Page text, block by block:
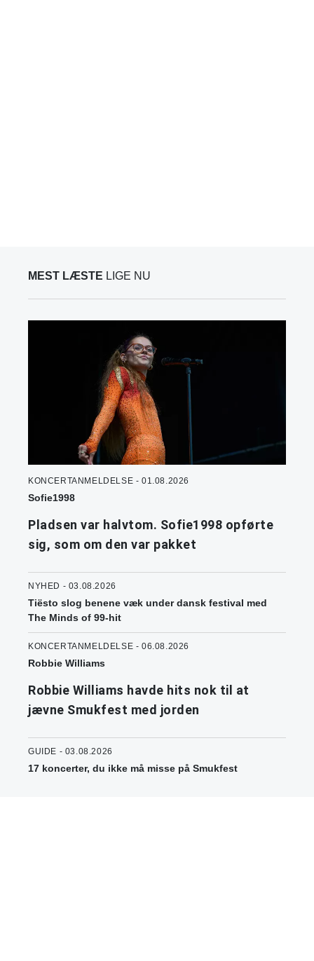
MEST LÆSTE LIGE NU
KONCERTANMELDELSE - 01.08.2026
Sofie1998
Pladsen var halvtom. Sofie1998 opførte
sig, som om den var pakket
NYHED - 03.08.2026
Tiësto slog benene væk under dansk festival med
The Minds of 99-hit
KONCERTANMELDELSE - 06.08.2026
Robbie Williams
Robbie Williams havde hits nok til at
jævne Smukfest med jorden
GUIDE - 03.08.2026
17 koncerter, du ikke må misse på Smukfest